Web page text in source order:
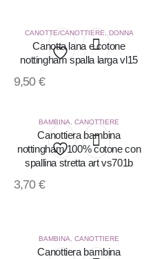
lista
dei
lista
dei
CANOTTE/CANOTTIERE DONNA
Canotta lana e cotone
nottingham spalla larga vl15
9,50 €
Aggiungi
dei
BAMBINA CANOTTIERE
Canottiera bambina
nottingham 100% cotone con
spallina stretta art vs701b
3,70 €
BAMBINA CANOTTIERE
Canottiera bambina